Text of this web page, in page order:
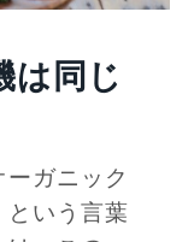
は同じ
ガニック
という言葉